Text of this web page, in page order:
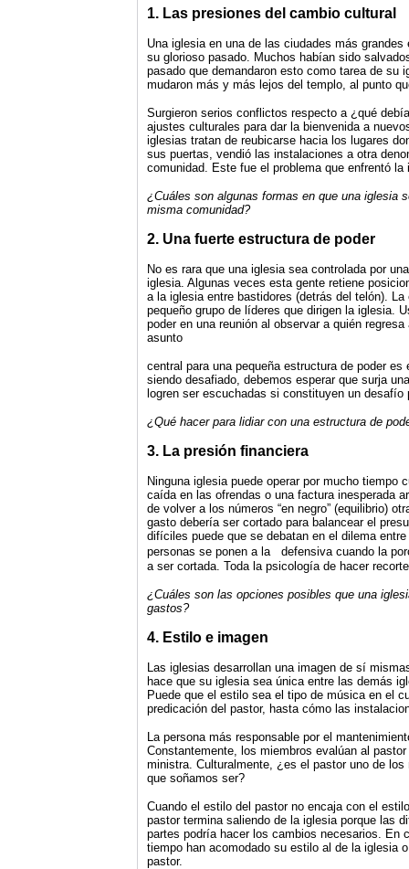
1. Las presiones del cambio cultural
Una iglesia en una de las ciudades más
su glorioso pasado. Muchos habían sido
pasado que demandaron esto como tarea de su
mudaron más y más lejos del templo, al punto
Surgieron serios conflictos respecto a ¿qué
ajustes culturales para dar la bienvenida a
iglesias tratan de reubicarse hacia los lugares
sus puertas, vendió las instalaciones a otra
comunidad. Este fue el problema que enfrentó la
¿Cuáles son algunas formas en que una iglesia
misma comunidad?
2. Una fuerte estructura de poder
No es rara que una iglesia sea controlada por
iglesia. Algunas veces esta gente retiene
a la iglesia entre bastidores (detrás del telón).
pequeño grupo de líderes que dirigen la iglesia.
poder en una reunión al observar a quién
asunto
central para una pequeña estructura de poder
siendo desafiado, debemos esperar que surja
logren ser escuchadas si constituyen un
¿Qué hacer para lidiar con una estructura de
3. La presión financiera
Ninguna iglesia puede operar por mucho
caída en las ofrendas o una factura inesperada
de volver a los números “en negro” (equilibrio)
gasto debería ser cortado para balancear el
difíciles puede que se debatan en el dilema
personas se ponen a la
defensiva cuando la
a ser cortada. Toda la psicología de hacer
¿Cuáles son las opciones posibles que una
gastos?
4. Estilo e imagen
Las iglesias desarrollan una imagen de sí
hace que su iglesia sea única entre las demás
Puede que el estilo sea el tipo de música en el
predicación del pastor, hasta cómo las
La persona más responsable por el
Constantemente, los miembros evalúan al
ministra. Culturalmente, ¿es el pastor uno de
que soñamos ser?
Cuando el estilo del pastor no encaja con el
pastor termina saliendo de la iglesia porque las
partes podría hacer los cambios necesarios. En
tiempo han acomodado su estilo al de la iglesia
pastor.